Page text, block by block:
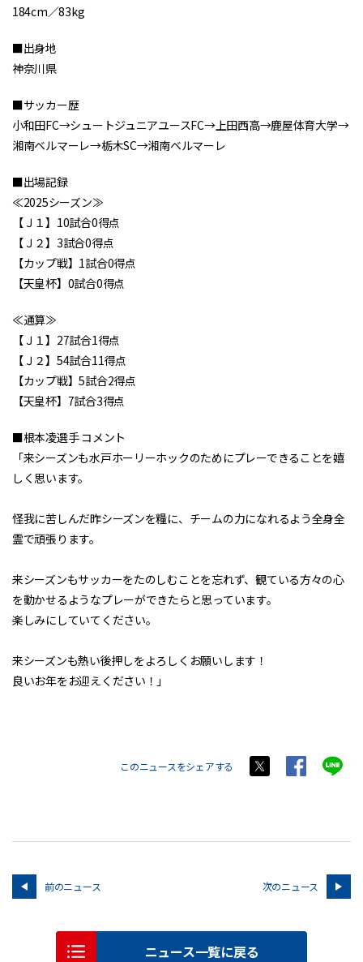
184cm／83kg
■出身地
神奈川県
■サッカー歴
小和田FC→シュートジュニアユースFC→上田西高→鹿屋体育大学→
湘南ベルマーレ→栃木SC→湘南ベルマーレ
■出場記録
≪2025シーズン≫
【Ｊ１】10試合0得点
【Ｊ２】3試合0得点
【カップ戦】1試合0得点
【天皇杯】0試合0得点
≪通算≫
【Ｊ１】27試合1得点
【Ｊ２】54試合11得点
【カップ戦】5試合2得点
【天皇杯】7試合3得点
■根本凌選手 コメント
「来シーズンも水戸ホーリーホックのためにプレーできることを嬉
しく思います。
怪我に苦しんだ昨シーズンを糧に、チームの力になれるよう全身全
霊で頑張ります。
来シーズンもサッカーをたのしむことを忘れず、観ている方々の心
を動かせるようなプレーができたらと思っています。
楽しみにしていてください。
来シーズンも熱い後押しをよろしくお願いします！
良いお年をお迎えください！」
このニュースをシェアする
前のニュース 次のニュース
ニュース一覧に戻る